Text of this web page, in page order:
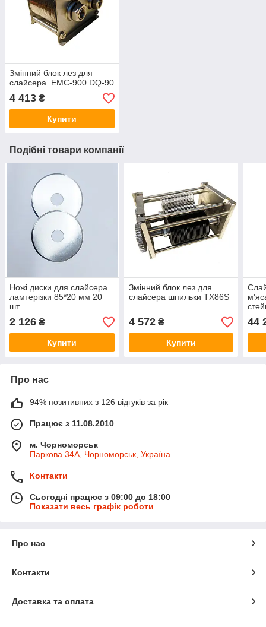
Змінний блок лез для
слайсера ЕМС-900 DQ-90
4 413 ₴
Купити
Подібні товари компанії
Ножі диски для слайсера
ламтерізки 85*20 мм 20
шт.
2 126 ₴
Купити
Змінний блок лез для
слайсера шпильки TX86S
4 572₴
Купити
44
Про нас
94% позитивних з 126 відгуків за рік
Працює з 11.08.2010
м. Чорноморськ
Паркова 34А, Чорноморськ, Україна
Контакти
Сьогодні працює з 09:00 до 18:00
Показати весь графік роботи
Про нас
Контакти
Доставка та оплата